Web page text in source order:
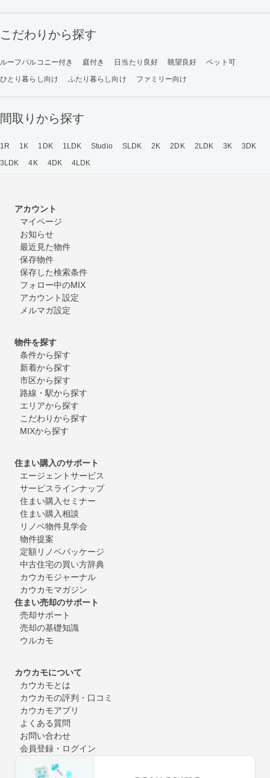
こだわりから探す
ルーフバルコニー付き 庭付き 日当たり良好 眺望良好
ペット可
ひとり暮らし向け
ふたり暮らし向け ファミリー向け
間取りから探す
1R 1K 1DK 1LDK Studio SLDK 2K 2DK 2LDK 3K
3DK
3LDK
4K 4DK 4LDK
アカウント
マイページ
お知らせ
最近見た物件
保存物件
保存した検索条件
フォロー中のMIX
アカウント設定
メルマガ設定
物件を探す
条件から探す
新着から探す
市区から探す
路線・駅から探す
エリアから探す
こだわりから探す
MIXから探す
住まい購入のサポート
エージェントサービス
サービスラインナップ
住まい購入セミナー
住まい購入相談
リノベ物件見学会
物件提案
定額リノベパッケージ
中古住宅の買い方辞典
カウカモジャーナル
カウカモマガジン
住まい売却のサポート
売却サポート
売却の基礎知識
ウルカモ
カウカモについて
カウカモとは
カウカモの評判・口コミ
カウカモアプリ
よくある質問
お問い合わせ
会員登録・ログイン